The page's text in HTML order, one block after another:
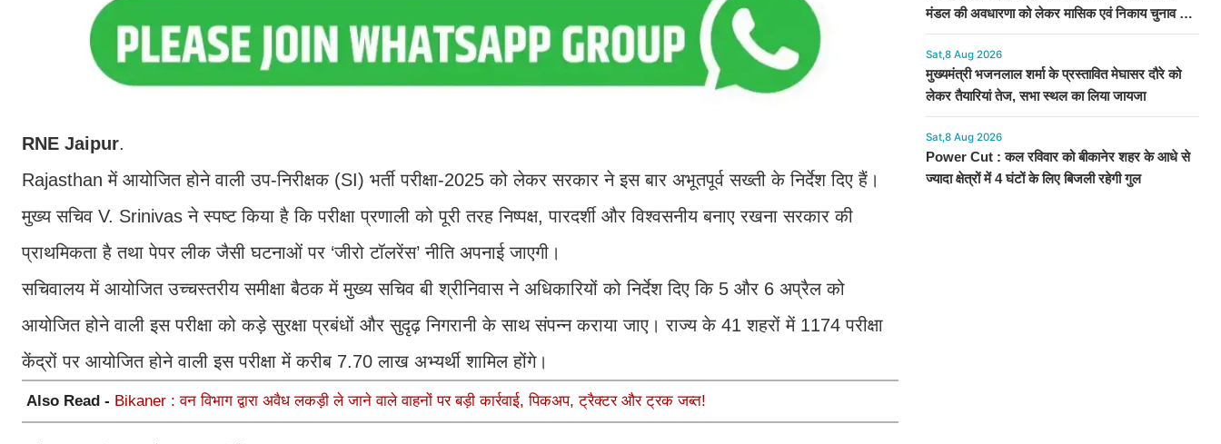
RNE Jaipur.
Rajasthan में आयोजित होने वाली उप-निरीक्षक (SI) भर्ती परीक्षा-2025 को लेकर सरकार ने इस बार अभूतपूर्व सख्ती के निर्देश दिए हैं।
मुख्य सचिव V. Srinivas ने स्पष्ट किया है कि परीक्षा प्रणाली को पूरी तरह निष्पक्ष, पारदर्शी और विश्वसनीय बनाए रखना सरकार की
प्राथमिकता है तथा पेपर लीक जैसी घटनाओं पर ‘जीरो टॉलरेंस’ नीति अपनाई जाएगी।
सचिवालय में आयोजित उच्चस्तरीय समीक्षा बैठक में मुख्य सचिव बी श्रीनिवास ने अधिकारियों को निर्देश दिए कि 5 और 6 अप्रैल को
आयोजित होने वाली इस परीक्षा को कड़े सुरक्षा प्रबंधों और सुदृढ़ निगरानी के साथ संपन्न कराया जाए। राज्य के 41 शहरों में 1174 परीक्षा
केंद्रों पर आयोजित होने वाली इस परीक्षा में करीब 7.70 लाख अभ्यर्थी शामिल होंगे।
Also Read - Bikaner : वन विभाग द्वारा अवैध लकड़ी ले जाने वाले वाहनों पर बड़ी कार्रवाई, पिकअप, ट्रैक्टर और ट्रक जब्त!
मंडल की अवधारणा को लेकर मासिक एवं निकाय चुनाव की
तैयारी बैठक सम्पन्न"
Sat,8 Aug 2026
मुख्यमंत्री भजनलाल शर्मा के प्रस्तावित मेघासर दौरे को
लेकर तैयारियां तेज, सभा स्थल का लिया जायजा
Sat,8 Aug 2026
Power Cut : कल रविवार को बीकानेर शहर के आधे से
ज्यादा क्षेत्रों में 4 घंटों के लिए बिजली रहेगी गुल